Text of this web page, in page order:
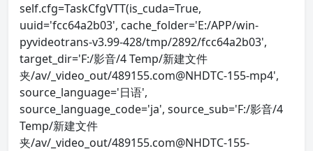
self.cfg=TaskCfgVTT(is_cuda=True,
uuid='fcc64a2b03', cache_folder='E:/APP/win-
pyvideotrans-v3.99-428/tmp/2892/fcc64a2b03',
target_dir='F:/影音/4 Temp/新建文件
夹/av/_video_out/489155.com@NHDTC-155-mp4',
source_language='日语',
source_language_code='ja', source_sub='F:/影音/4
Temp/新建文件
夹/av/_video_out/489155.com@NHDTC-155-